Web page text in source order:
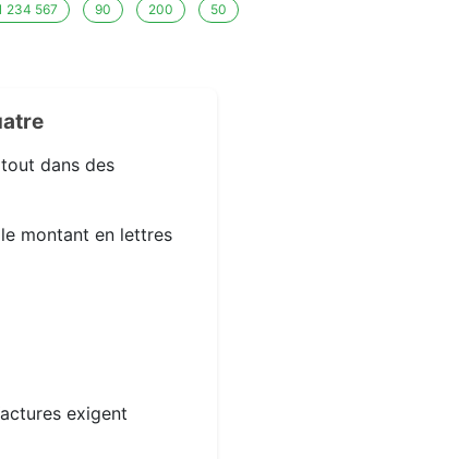
234 567 90 200 50
dans des
montant en lettres
exigent